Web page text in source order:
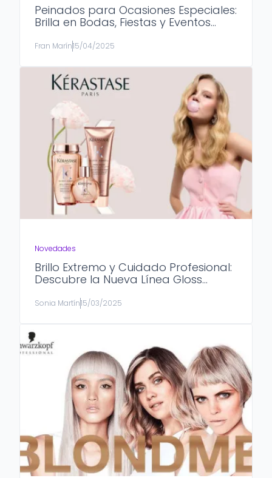
Peinados para Ocasiones Especiales:
Brilla en Bodas, Fiestas y Eventos
Fran Marín15/04/2025
Novedades
Brillo Extremo y Cuidado Profesional:
Descubre la Nueva Línea Gloss
Sonia Martín15/03/2025